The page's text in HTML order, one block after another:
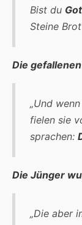
Bist du
Steine
Die
„Und
fielen sie
sprachen:
Die Jünger
„Die aber